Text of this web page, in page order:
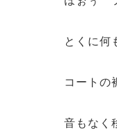
とくに何
コートの
音もなく